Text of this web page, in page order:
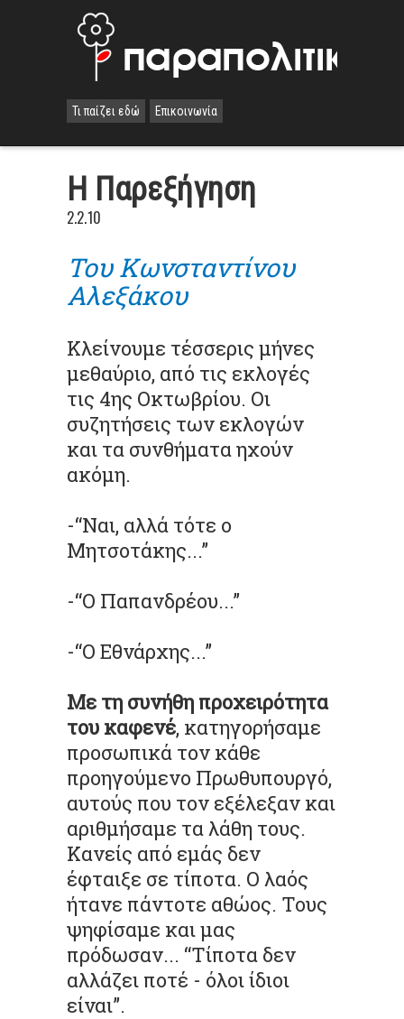
Τι παίζει εδώ Επικοινωνία
H Παρεξήγηση
2.2.10
Του Κωνσταντίνου
Αλεξάκου
Κλείνουμε τέσσερις μήνες
μεθαύριο, από τις εκλογές
τις 4ης Οκτωβρίου. Οι
συζητήσεις των εκλογών
και τα συνθήματα ηχούν
ακόμη.
-“Ναι, αλλά τότε ο
Μητσοτάκης...”
-“Ο Παπανδρέου...”
-“Ο Εθνάρχης...”
Με τη συνήθη προχειρότητα
του καφενέ, κατηγορήσαμε
προσωπικά τον κάθε
προηγούμενο Πρωθυπουργό,
αυτούς που τον εξέλεξαν και
αριθμήσαμε τα λάθη τους.
Κανείς από εμάς δεν
έφταιξε σε τίποτα. Ο λαός
ήτανε πάντοτε αθώος. Τους
ψηφίσαμε και μας
πρόδωσαν... “Τίποτα δεν
αλλάζει ποτέ - όλοι ίδιοι
είναι”.